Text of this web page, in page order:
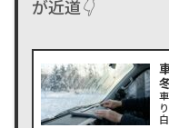
が近道👇